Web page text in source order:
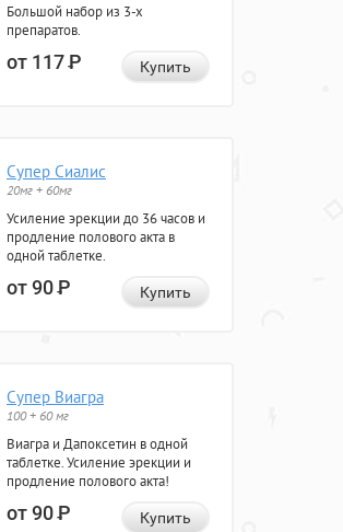
Большой набор из 3-х
препаратов.
от 117Р Купить
Супер Сиалис
20мг + 60мг
Усиление эрекции до 36 часов и
продление полового акта в
одной таблетке.
от 90Р Купить
Супер Виагра
100 + 60 мг
Виагра и Дапоксетин в одной
таблетке. Усиление эрекции и
продление полового акта!
от 90Р Купить